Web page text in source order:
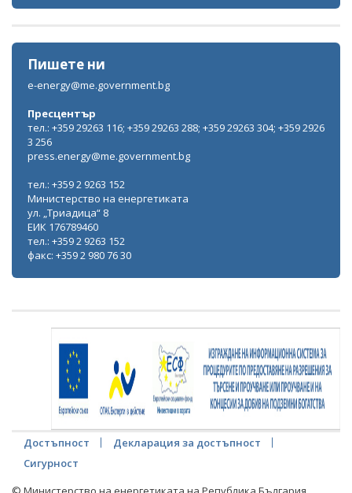
Пишете ни
e-energy@me.government.bg
Пресцентър
тел.: +359 29263 116; +359 29263 288; +359 29263 304; +359 2926
3 256
press.energy@me.government.bg
тел.: +359 2 9263 152
Министерство на енергетиката
ул. „Триадица“ 8
ЕИК 176789460
тел.: +359 2 9263 152
факс: +359 2 980 76 30
Достъпност
Декларация за достъпност
Сигурност